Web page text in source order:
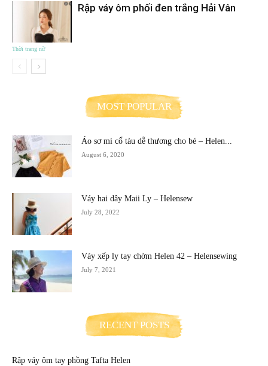
Thời trang nữ
Rập váy ôm phối đen trắng Hải Vân
MOST POPULAR
Áo sơ mi cổ tàu dễ thương cho bé – Helen...
August 6, 2020
Váy hai dây Maii Ly – Helensew
July 28, 2022
Váy xếp ly tay chờm Helen 42 – Helensewing
July 7, 2021
RECENT POSTS
Rập váy ôm tay phồng Tafta Helen